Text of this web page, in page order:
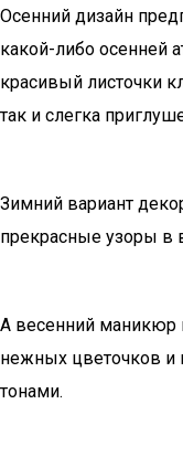
Осенний дизайн
какой-либо осенней
красивый листочки
так и слегка
Зимний вариант
прекрасные узоры в
А весенний маникюр
нежных цветочков и
тонами.